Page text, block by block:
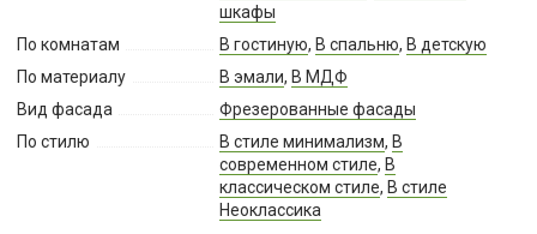
шкафы
По комнатам
В гостиную, В спальню, В детскую
По материалу
В эмали, В МДФ
Вид фасада
Фрезерованные фасады
По стилю
В стиле минимализм, В
современном стиле, В
классическом стиле, В стиле
Неоклассика